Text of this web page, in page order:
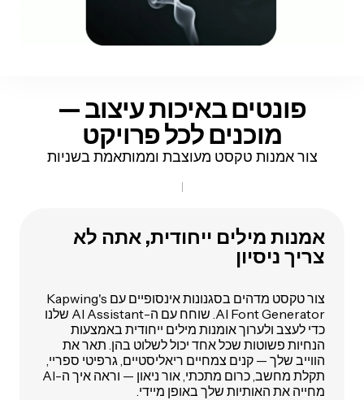
פונטים באיכות עיצוב —
מוכנים לכל פרויקט
צור אמנות טקסט מעוצבת וממותאמת בשניות
אמנות מילים ייחודית, אתה לא
צריך ניסיון
צור טקסט מדהים בסגנונות אינסופיים עם Kapwing's
AI Font Generator. שוחח עם ה-AI Assistant שלנו
כדי לעצב ולערוך אומנות מילים ייחודית באמצעות
הנחיות פשוטות שכל אחד יכול לשלוט בהן. תאר את
הווייב שלך — קנים צמחיים ריאליסטיים, גרפיטי ספריי,
תקלת מחשב, כרום מתכתי, אור ניאון — וראה איך ה-AI
מחייה את האותיות שלך באופן מיידי.